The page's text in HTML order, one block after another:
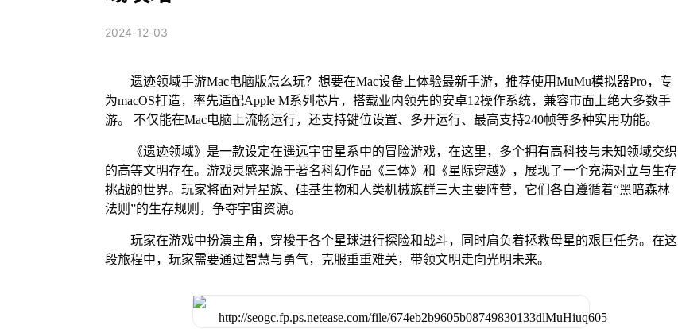
2024-12-03
遗迹领域手游Mac电脑版怎么玩？想要在Mac设备上体验最新手游，推荐使用MuMu模拟器Pro，专
为macOS打造，率先适配Apple M系列芯片，搭载业内领先的安卓12操作系统，兼容市面上绝大多数手
游。 不仅能在Mac电脑上流畅运行，还支持键位设置、多开运行、最高支持240帧等多种实用功能。
《遗迹领域》是一款设定在遥远宇宙星系中的冒险游戏，在这里，多个拥有高科技与未知领域交织
的高等文明存在。游戏灵感来源于著名科幻作品《三体》和《星际穿越》，展现了一个充满对立与生存
挑战的世界。玩家将面对异星族、硅基生物和人类机械族群三大主要阵营，它们各自遵循着“黑暗森林
法则”的生存规则，争夺宇宙资源。
玩家在游戏中扮演主角，穿梭于各个星球进行探险和战斗，同时肩负着拯救母星的艰巨任务。在这
段旅程中，玩家需要通过智慧与勇气，克服重重难关，带领文明走向光明未来。